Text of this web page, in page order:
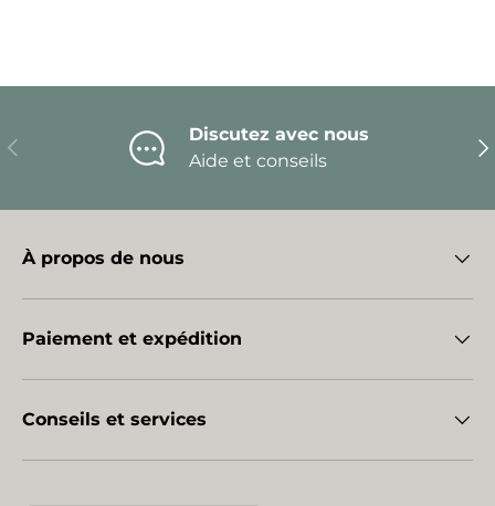
Précédent
Discutez avec nous
Aide et conseils
À propos de nous
Paiement et expédition
Conseils et services